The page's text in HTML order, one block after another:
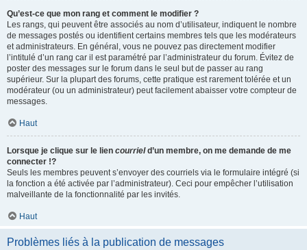
Qu’est-ce que mon rang et comment le modifier ?
Les rangs, qui peuvent être associés au nom d’utilisateur, indiquent le nombre
de messages postés ou identifient certains membres tels que les modérateurs
et administrateurs. En général, vous ne pouvez pas directement modifier
l’intitulé d’un rang car il est paramétré par l’administrateur du forum. Évitez de
poster des messages sur le forum dans le seul but de passer au rang
supérieur. Sur la plupart des forums, cette pratique est rarement tolérée et un
modérateur (ou un administrateur) peut facilement abaisser votre compteur de
messages.
Haut
Lorsque je clique sur le lien courrield’un membre, on me demande de me
connecter !?
Seuls les membres peuvent s’envoyer des courriels via le formulaire intégré (si
la fonction a été activée par l’administrateur). Ceci pour empêcher l’utilisation
malveillante de la fonctionnalité par les invités.
Haut
Problèmes liés à la publication de messages